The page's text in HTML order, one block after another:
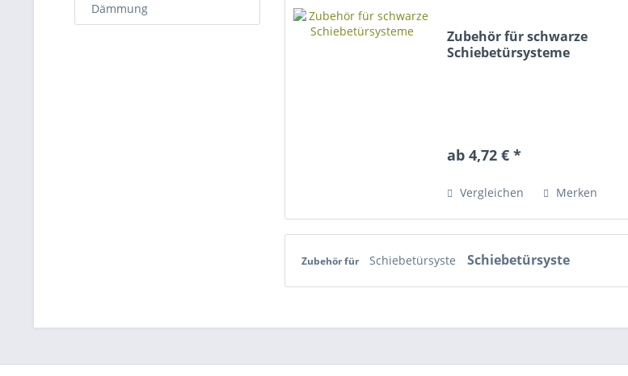
Dämmung
Zubehör für schwarze
Schiebetürsysteme
ab 4,72 € *
Vergleichen Merken
Zubehör für Schiebetürsyste Schiebetürsyste